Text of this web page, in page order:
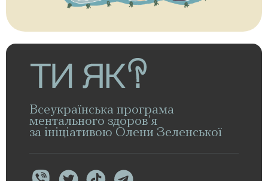
Всеукраїнська програма
ментального здоров’я
за ініціативою Олени Зеленської